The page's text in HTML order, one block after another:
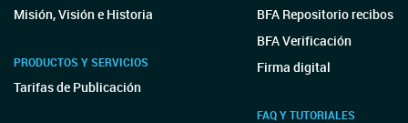
Misión, Visión e Historia
PRODUCTOS Y SERVICIOS
Tarifas de Publicación
BFA Repositorio recibos
BFA Verificación
Firma digital
FAQ Y TUTORIALES